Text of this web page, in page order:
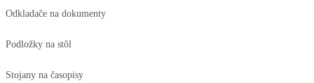
Odkladače na dokumenty
Podložky na stôl
Stojany na časopisy